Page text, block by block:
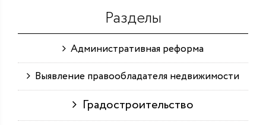
Разделы
Административная реформа
Выявление правообладателя недвижимости
Градостроительство